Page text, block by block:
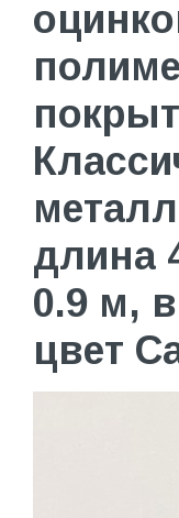
длина
0.9 м,
цвет